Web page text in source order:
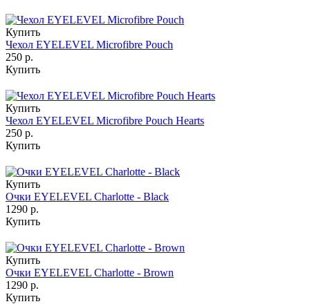
Купить
Чехол EYELEVEL Microfibre Pouch
250 р.
Купить
Купить
Чехол EYELEVEL Microfibre Pouch Hearts
250 р.
Купить
Купить
Очки EYELEVEL Charlotte - Black
1290 р.
Купить
Купить
Очки EYELEVEL Charlotte - Brown
1290 р.
Купить